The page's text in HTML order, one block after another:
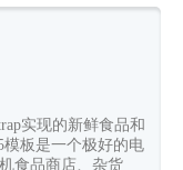
实现的新鲜食品和
板是一个极好的电
食品商店、杂货